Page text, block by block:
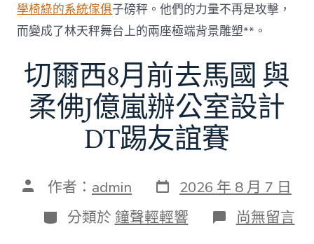
學椅綠的系統傢俱子磅秤。他們的力量不再是攻擊，
而變成了林天秤舞台上的兩座極端背景雕塑**。
切爾西8月前去馬國 與
柔佛J億嵐辦公室設計
DT踢友誼賽
文 作者： admin 發
表
日
期
2026 年 8 月 7 日
分
類
分類於 鐘聲輕輕響 在
〈切
尚無留言